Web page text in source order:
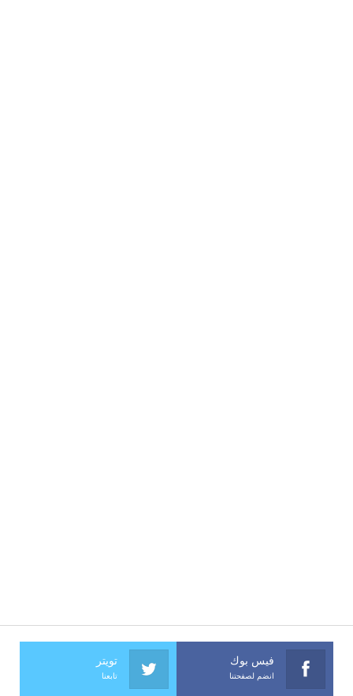
فيس بوك
انضم لصفحتنا
تويتر
تابعنا